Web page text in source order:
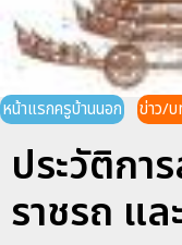
หน้าแรกครูบ้านนอก ข่าว/
ประวัติกา
ราชรถ แล